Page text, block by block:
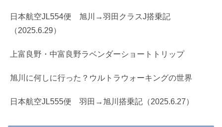
日本航空JL554便 旭川→羽田クラスJ搭乗記
（2025.6.29）
上富良野・中富良野ラベンダーショートトリップ
旭川に何しに行った？ウルトラウォーキングの世界
日本航空JL555便 羽田→旭川搭乗記（2025.6.27）